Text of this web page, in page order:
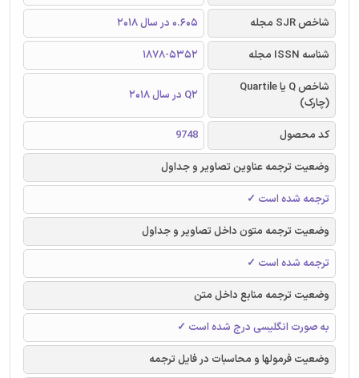
شاخص SJR مجله
0.605 در سال 2018
شناسه ISSN مجله
1878-5352
شاخص Q یا Quartile
(چارک)
Q2 در سال 2018
کد محصول
9748
وضعیت ترجمه عناوین تصاویر و جداول
ترجمه شده است ✓
وضعیت ترجمه متون داخل تصاویر و جداول
ترجمه شده است ✓
وضعیت ترجمه منابع داخل متن
به صورت انگلیسی درج شده است ✓
وضعیت فرمولها و محاسبات در فایل ترجمه